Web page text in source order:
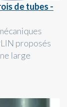
de tubes -
proposés
large